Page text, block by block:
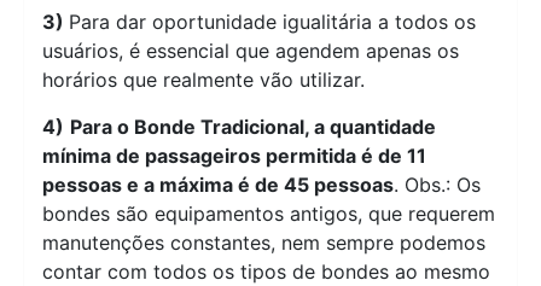
3) Para dar oportunidade igualitária a todos os
usuários, é essencial que agendem apenas os
horários que realmente vão utilizar.
4) Para o Bonde Tradicional, a quantidade
mínima de passageiros permitida é de 11
pessoas e a máxima é de 45 pessoas. Obs.: Os
bondes são equipamentos antigos, que requerem
manutenções constantes, nem sempre podemos
contar com todos os tipos de bondes ao mesmo